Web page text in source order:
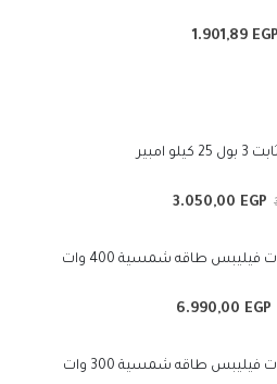
خلال
1.901,89 EGP
امبير
السعر
هو:
3.050,00 EGP
السعر
هو:
طاقه شمسية 400 وات
السعر
هو:
6.990,00 EGP
هو:
طاقه شمسية 300 وات